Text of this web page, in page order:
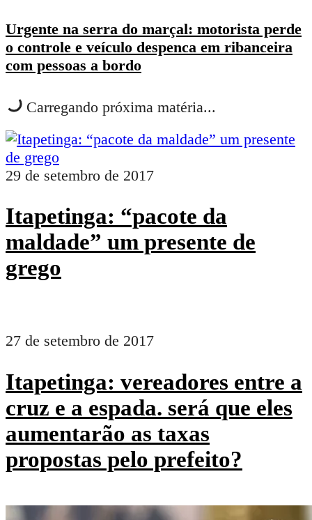
Urgente na serra do marçal: motorista perde
o controle e veículo despenca em ribanceira
com pessoas a bordo
Carregando próxima matéria...
29 de setembro de 2017
Itapetinga: “pacote da
maldade” um presente de
grego
27 de setembro de 2017
Itapetinga: vereadores entre a
cruz e a espada. será que eles
aumentarão as taxas
propostas pelo prefeito?